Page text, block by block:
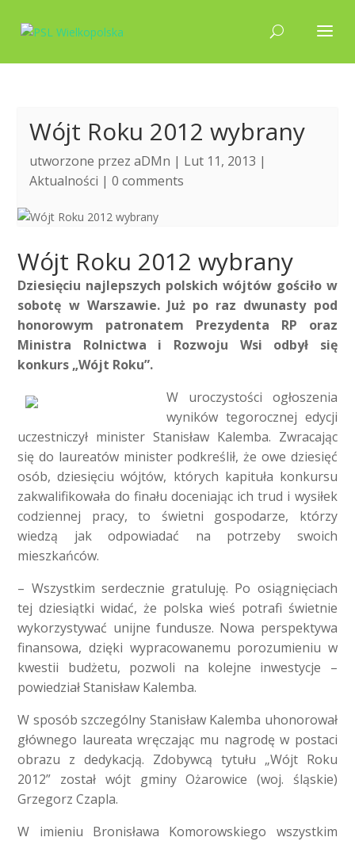
Wójt Roku 2012 wybrany
utworzone przezaDMn | Lut 11, 2013 |
Aktualności |0 comments
Wójt Roku 2012 wybrany
Dziesięciu najlepszych polskich wójtów gościło w
sobotę w Warszawie. Już po raz dwunasty pod
honorowym patronatem Prezydenta RP oraz
Ministra Rolnictwa i Rozwoju Wsi odbył się
konkurs „Wójt Roku”.
W uroczystości ogłoszenia
wyników tegorocznej edycji
uczestniczył minister Stanisław Kalemba. Zwracając
się do laureatów minister podkreślił, że owe dziesięć
osób, dziesięciu wójtów, których kapituła konkursu
zakwalifikowała do finału doceniając ich trud i wysiłek
codziennej pracy, to świetni gospodarze, którzy
wiedzą jak odpowiadać na potrzeby swoich
mieszkańców.
– Wszystkim serdecznie gratuluję. Po osiągnięciach
tej dziesiątki widać, że polska wieś potrafi świetnie
wykorzystywać unijne fundusze. Nowa perspektywa
finansowa, dzięki wypracowanemu porozumieniu w
kwestii budżetu, pozwoli na kolejne inwestycje –
powiedział Stanisław Kalemba.
W sposób szczególny Stanisław Kalemba uhonorował
głównego laureata wręczając mu nagrodę w postaci
obrazu z dedykacją. Zdobywcą tytułu „Wójt Roku
2012” został wójt gminy Ożarowice (woj. śląskie)
Grzegorz Czapla.
W imieniu Bronisława Komorowskiego wszystkim